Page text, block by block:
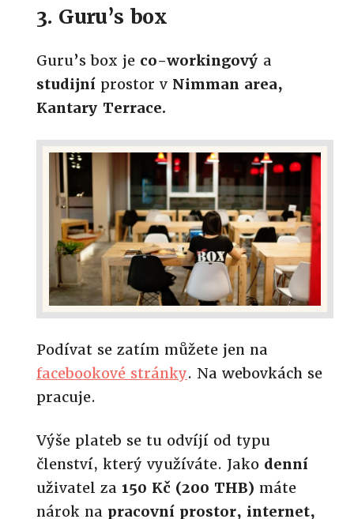
3. Guru’s box
Guru’s box je co-workingový a
studijní prostor v Nimman area,
Kantary Terrace.
Podívat se zatím můžete jen na
facebookové stránky. Na webovkách se
pracuje.
Výše plateb se tu odvíjí od typu
členství, který využíváte. Jako denní
uživatel za 150 Kč (200 THB) máte
nárok na pracovní prostor, internet,